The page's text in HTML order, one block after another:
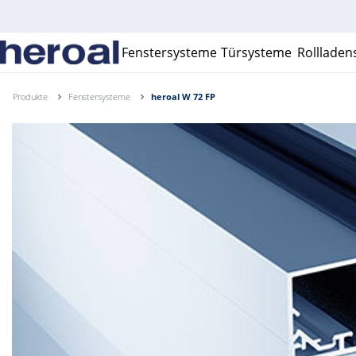
Fenstersysteme Türsysteme
Produkte Fenstersysteme heroal W 72 FP